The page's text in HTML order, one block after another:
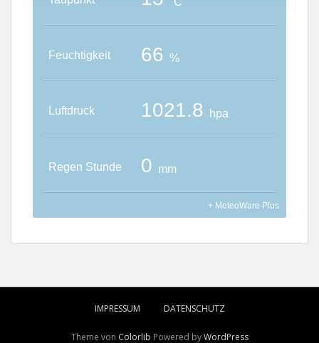
IMPRESSUM DATENSCHUTZ
Theme von Colorlib Powered byWordPress